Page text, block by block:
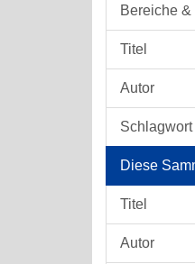
Bereiche
Titel
Autor
Schlagwort
Diese
Titel
Autor